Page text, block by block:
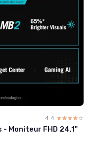
4.4 ☆☆☆☆☆
★★★★★
- Moniteur FHD 24,1"